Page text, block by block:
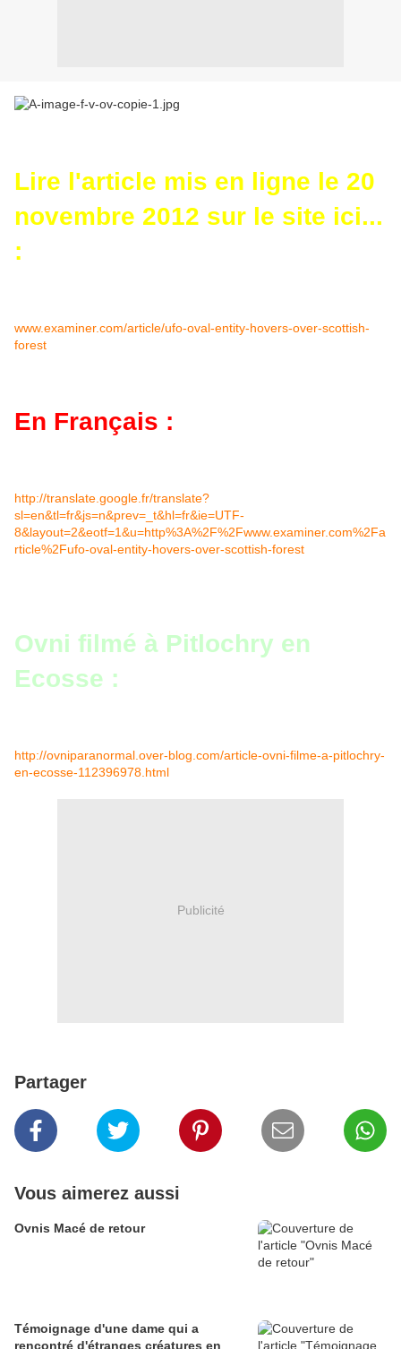
Lire l'article mis en ligne le 20
novembre 2012 sur le site ici...
:
www.examiner.com/article/ufo-oval-entity-hovers-over-scottish-
forest
En Français :
http://translate.google.fr/translate?
sl=en&tl=fr&js=n&prev=_t&hl=fr&ie=UTF-
8&layout=2&eotf=1&u=http%3A%2F%2Fwww.examiner.com%2Fa
rticle%2Fufo-oval-entity-hovers-over-scottish-forest
Ovni filmé à Pitlochry en
Ecosse :
http://ovniparanormal.over-blog.com/article-ovni-filme-a-pitlochry-
en-ecosse-112396978.html
Publicité
Partager
Vous aimerez aussi
Ovnis Macé de retour
Témoignage d'une dame qui a
rencontré d'étranges créatures en